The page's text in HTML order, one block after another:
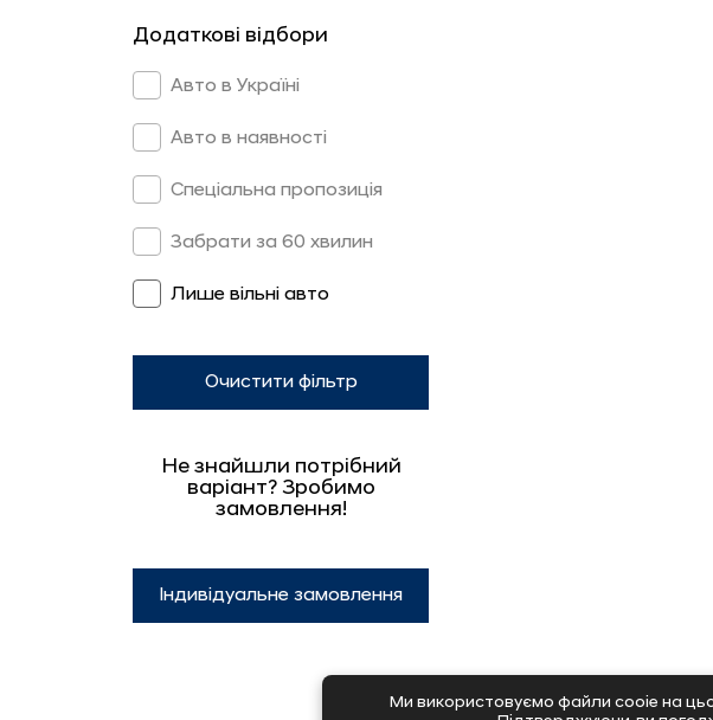
Додаткові відбори
Авто в Україні
Авто в наявності
Спеціальна пропозиція
Забрати за 60 хвилин
Лише вільні авто
Очистити фільтр
Не знайшли потрібний
варіант? Зробимо
замовлення!
Індивідуальне замовлення
Ми використовуємо файли сооіе на